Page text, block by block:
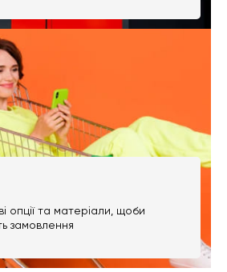
опції та матеріали, щоби
замовлення